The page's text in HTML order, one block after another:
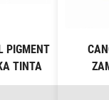
PIGMENT
TINTA